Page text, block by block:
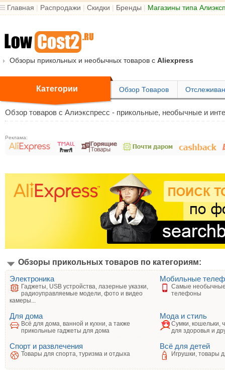
Главная | Распродажи | Скидки | Бренды | Магазины типа
Обзоры прикольных и необычных товаров с Aliexpress
Категории Обзор Товаров
Обзор товаров с Алиэкспресс - прикольные, необычные и
Реклама:
Обзоры прикольных товаров по категориям:
Электроника
Гаджеты, USB устройства, лазерные указки,
радиоуправляемые модели, фото и видео
камеры...
Мобильные
Самые
телефоны
Для дома
Всё для дома, ванной и кухни, а также
прикольные гаджеты для дома
Мода и стиль
Сумки, кошельки,
для здоровья и
Спорт и развлечения
Товары для спорта, туризма и отдыха
Всё для детей
Игрушки, товары